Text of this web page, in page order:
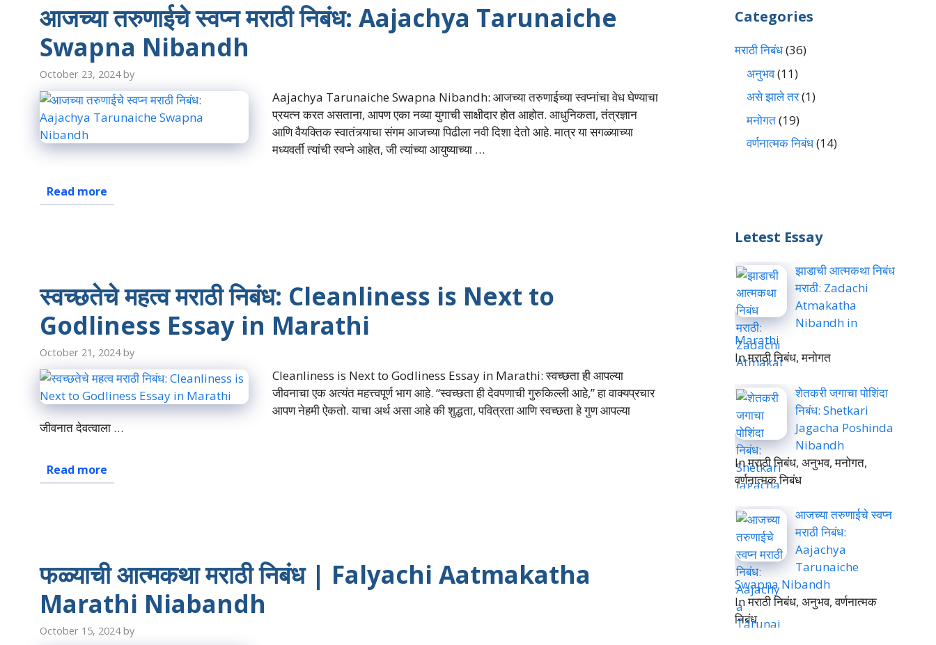
आजच्या तरुणाईचे स्वप्न मराठी निबंध: Aajachya Tarunaiche
Swapna Nibandh
October 23, 2024 by
Aajachya Tarunaiche Swapna Nibandh: आजच्या तरुणाईच्या स्वप्नांचा वेध घेण्याचा
प्रयत्न करत असताना, आपण एका नव्या युगाची साक्षीदार होत आहोत. आधुनिकता, तंत्रज्ञान
आणि वैयक्तिक स्वातंत्र्याचा संगम आजच्या पिढीला नवी दिशा देतो आहे. मात्र या सगळ्याच्या
मध्यवर्ती त्यांची स्वप्ने आहेत, जी त्यांच्या आयुष्याच्या …
Read more
स्वच्छतेचे महत्व मराठी निबंध: Cleanliness is Next to
Godliness Essay in Marathi
October 21, 2024 by
Cleanliness is Next to Godliness Essay in Marathi: स्वच्छता ही आपल्या
जीवनाचा एक अत्यंत महत्त्वपूर्ण भाग आहे. “स्वच्छता ही देवपणाची गुरुकिल्ली आहे,” हा वाक्यप्रचार
आपण नेहमी ऐकतो. याचा अर्थ असा आहे की शुद्धता, पवित्रता आणि स्वच्छता हे गुण आपल्या
जीवनात देवत्वाला …
Read more
फळ्याची आत्मकथा मराठी निबंध | Falyachi Aatmakatha
Marathi Niabandh
October 15, 2024 by
Categories
मराठी निबंध(36)
अनुभव(11)
असे झाले तर(1)
मनोगत(19)
वर्णनात्मक निबंध(14)
Letest Essay
झाडाची आत्मकथा निबंध
मराठी: Zadachi
Atmakatha
Nibandh in
Marathi
In मराठी निबंध, मनोगत
शेतकरी जगाचा पोशिंदा
निबंध: Shetkari
Jagacha Poshinda
Nibandh
In मराठी निबंध, अनुभव, मनोगत,
वर्णनात्मक निबंध
आजच्या तरुणाईचे स्वप्न
मराठी निबंध:
Aajachya
Tarunaiche
Swapna Nibandh
In मराठी निबंध, अनुभव, वर्णनात्मक
निबंध